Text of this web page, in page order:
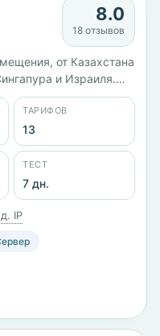
8.0
18 отзывов
от Казахстана
и Израиля.
с 2014 года.
от 80 ₽/мес: KVM-1 с 1
₽/мес, старший KVM-
на 500 ГБ — 27 600 ₽/
заявленный uptime
ТАРИФОВ
13
ТЕСТ
7 дн.
IP